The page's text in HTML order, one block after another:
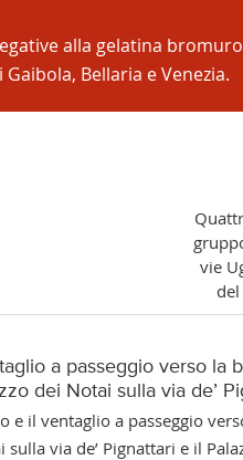
alla gelatina
Bellaria e Venezia.
vie
a passeggio verso la
dei Notai sulla via de’
il ventaglio a passeggio
via de’ Pignattari e il